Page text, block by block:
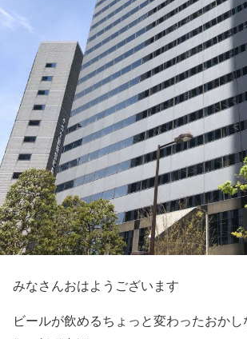
みなさんおはようございます
ビールが飲めるちょっと変わったおか